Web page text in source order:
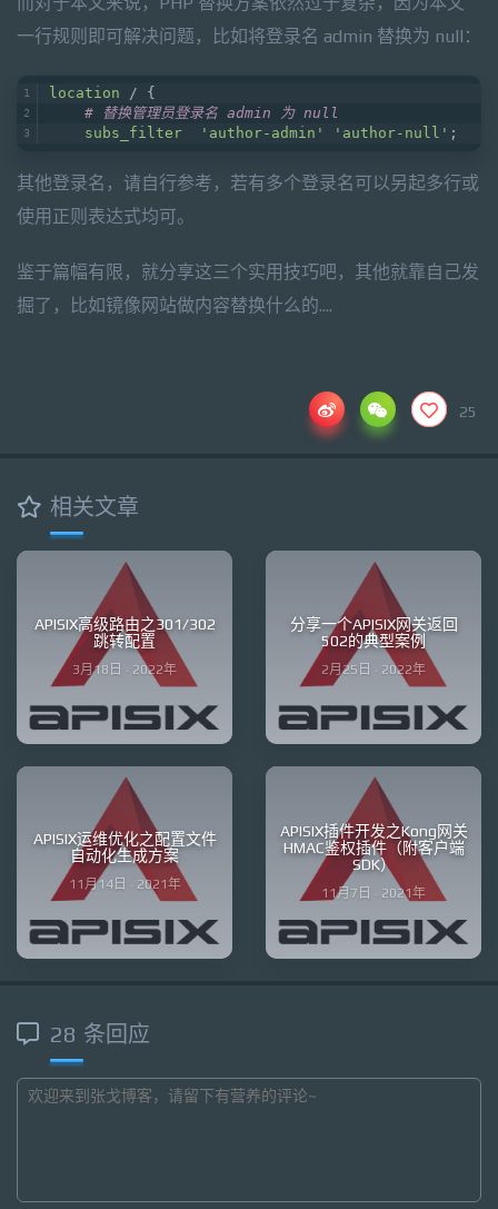
一行规则即可解决问题，比如将登录名 admin 替换为 null：
location / {
# 替换管理员登录名 admin 为 null
subs_filter
'author-admin' 'author-null' ;
其他登录名，请自行参考，若有多个登录名可以另起多行或
使用正则表达式均可。
鉴于篇幅有限，就分享这三个实用技巧吧，其他就靠自己发
掘了，比如镜像网站做内容替换什么的....
25
相关文章
APISIX高级路由之301/302
跳转配置
3月18日 · 2022年
分享一个APISIX网关返回
502的典型案例
2月25日 · 2022年
APISIX运维优化之配置文件
自动化生成方案
11月14日 · 2021年
APISIX插件开发之Kong网关
HMAC鉴权插件（附客户端
SDK）
11月7日 · 2021年
28 条回应